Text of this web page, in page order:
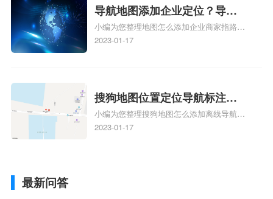
服务中心位置、抖音突然不显示定位了相关
地图标注知识，详情可查看下方正文！
导航地图添加企业定位？导航
定位企业？
小编为您整理地图怎么添加企业商家指路人
地图标注服务中心铺名称、地图怎么添加企
添加企业、地图如何添加企业相关地图标注
知识，详情可查看下方正文！
2023-01-17
搜狗地图位置定位导航标注？
搜狗地图位置定位,导航,标注？
小编为您整理搜狗地图怎么添加离线导航搜
狗地图离线导航怎么用、搜狗地图导航卫星
2023-01-17
最新问答